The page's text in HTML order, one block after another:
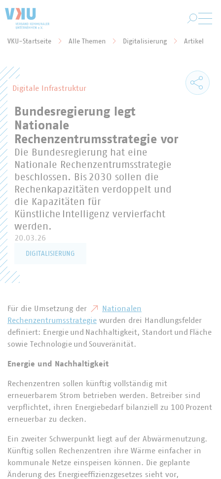
VKU-Startseite Alle Themen Digitalisierung Artikel
Digitale Infrastruktur
Bundesregierung legt
Nationale
Rechenzentrumsstrategie vor
Die Bundesregierung hat eine
Nationale Rechenzentrumsstrategie
beschlossen. Bis 2030 sollen die
Rechenkapazitäten verdoppelt und
die Kapazitäten für
Künstliche Intelligenz vervierfacht
werden.
20.03.26
DIGITALISIERUNG
Für die Umsetzung der
Nationalen
Rechenzentrumsstrategie wurden drei Handlungsfelder
definiert: Energie und Nachhaltigkeit, Standort und Fläche
sowie Technologie und Souveränität.
Energie und Nachhaltigkeit
Rechenzentren sollen künftig vollständig mit
erneuerbarem Strom betrieben werden. Betreiber sind
verpflichtet, ihren Energiebedarf bilanziell zu 100 Prozent
erneuerbar zu decken.
Ein zweiter Schwerpunkt liegt auf der Abwärmenutzung.
Künftig sollen Rechenzentren ihre Wärme einfacher in
kommunale Netze einspeisen können. Die geplante
Änderung des Energieeffizienzgesetzes sieht vor,